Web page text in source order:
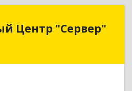
Центр "Сервер"
Центр "Сервер"
Шымкент, ул. Казыбек-Би,